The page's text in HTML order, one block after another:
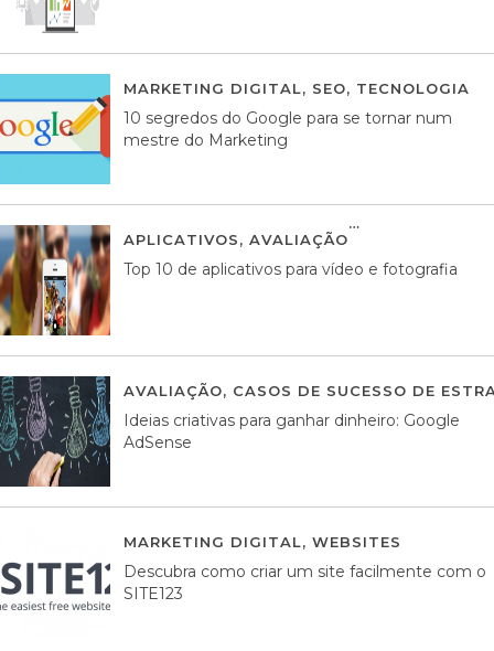
MARKETING DIGITAL, SEO, TECNOLOGIA
10 segredos do Google para se tornar num
mestre do Marketing
APLICATIVOS, AVALIAÇÃO
Top 10 de aplicativos para vídeo e fotografia
AVALIAÇÃO, CASOS DE SUCESSO DE
Ideias criativas para ganhar dinheiro: Google
AdSense
MARKETING DIGITAL, WEBSITES
Descubra como criar um site facilmente com o
SITE123